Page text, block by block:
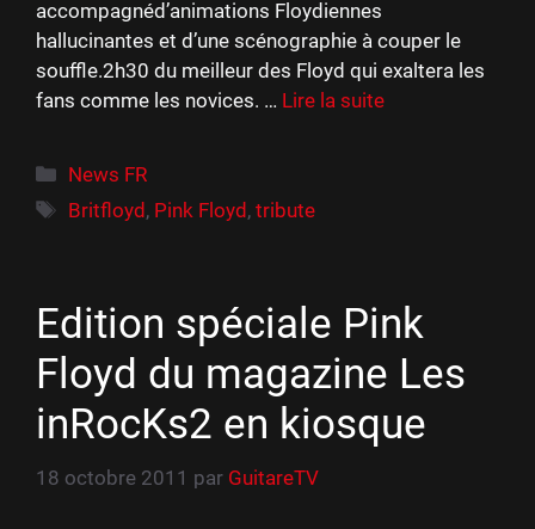
accompagnéd’animations Floydiennes
hallucinantes et d’une scénographie à couper le
souffle.2h30 du meilleur des Floyd qui exaltera les
fans comme les novices. … Lire la suite
Catégories
News FR
Étiquettes
Britfloyd, Pink Floyd,tribute
Edition spéciale Pink
Floyd du magazine Les
inRocKs2 en kiosque
18 octobre 2011 par GuitareTV